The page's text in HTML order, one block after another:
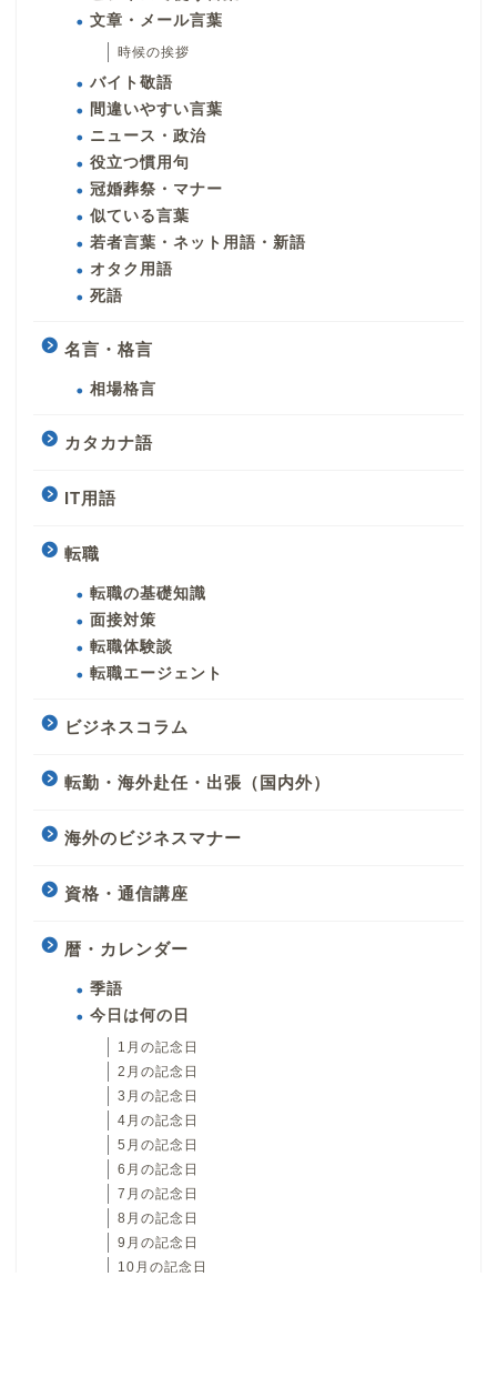
文章・メール言葉
時候の挨拶
バイト敬語
間違いやすい言葉
ニュース・政治
役立つ慣用句
冠婚葬祭・マナー
似ている言葉
若者言葉・ネット用語・新語
オタク用語
死語
名言・格言
相場格言
カタカナ語
IT用語
転職
転職の基礎知識
面接対策
転職体験談
転職エージェント
ビジネスコラム
転勤・海外赴任・出張（国内外）
海外のビジネスマナー
資格・通信講座
暦・カレンダー
季語
今日は何の日
1月の記念日
2月の記念日
3月の記念日
4月の記念日
5月の記念日
6月の記念日
7月の記念日
8月の記念日
9月の記念日
10月の記念日